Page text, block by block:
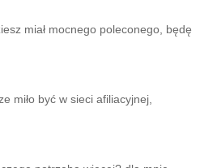
miał mocnego poleconego, będę
miło być w sieci afiliacyjnej,